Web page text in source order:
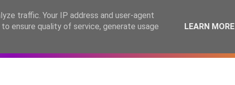
LANÇAMENTOS ESPECIAIS CALENDÁRIO
traffic. Your IP address and user-agent
ensure quality of service, generate usage
LEARN MORE